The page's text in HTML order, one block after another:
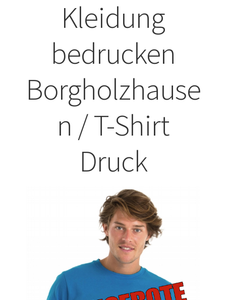
ABISHIRTS BEDRUCKEN Leonberg
ABISHIRTS BEDRUCKEN STUTTGART
Affenpinscher T-Shirts Kaufen selber gestalten und
Afghanischer Windhund T-Shirts Kaufen selber gestalten
Afrika T Shirts Kaufen – Motive selber gestalten und
Akbash Hunde T-Shirts Kaufen selber gestalten und
Akbash Hunde T-Shirts Kaufen selber gestalten und
American Bulldog T Shirts Kaufen – Motive selber
Kleidung
bedrucken
Borgholzhause
n / T-Shirt
Druck